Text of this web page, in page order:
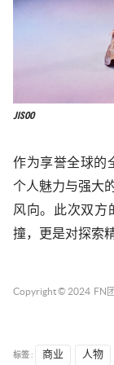
JISOO
作为享誉全球的
个人魅力与强大
风向。此次双方
撞，更是对探索
Copyright © 2024 FN
标签 : 商业 人物